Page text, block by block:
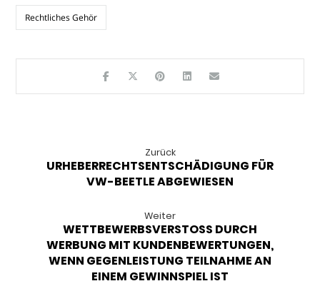
Rechtliches Gehör
Zurück
URHEBERRECHTSENTSCHÄDIGUNG FÜR
VW-BEETLE ABGEWIESEN
Weiter
WETTBEWERBSVERSTOSS DURCH
WERBUNG MIT KUNDENBEWERTUNGEN,
WENN GEGENLEISTUNG TEILNAHME AN
EINEM GEWINNSPIEL IST